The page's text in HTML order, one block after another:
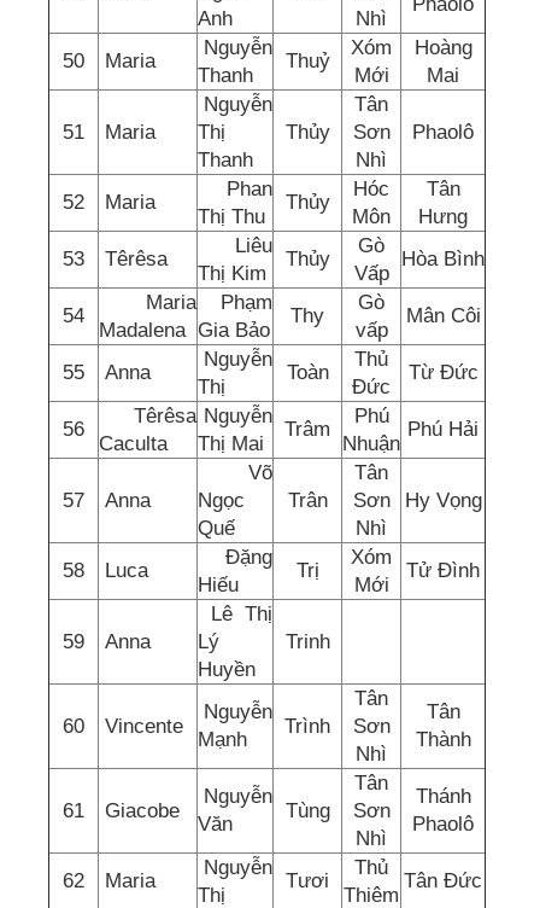
Anh
Nhì
50 Maria
Nguyễn
Thanh
Thuỷ
Xóm
Mới
Hoàng
Mai
51 Maria
Nguyễn
Thị
Thanh
Thủy
Tân
Sơn
Nhì
Phaolô
52 Maria
Phan
Thị Thu
Thủy
Hóc
Môn
Tân
Hưng
53
Têrêsa
Liêu
Thị Kim
Thủy
Gò
Vấp
Hòa Bình
54
Maria
Madalena
Phạm
Gia Bảo
Thy
Gò
vấp
Mân Côi
55 Anna
Nguyễn
Thị
Toàn
Thủ
Đức
Từ Đức
56
Têrêsa
Caculta
Nguyễn
Thị Mai
Trâm
Phú
Nhuận
Phú Hải
57 Anna
Võ
Ngọc
Quế
Trân
Tân
Sơn
Nhì
Hy Vọng
58 Luca
Đặng
Hiếu
Trị
Xóm
Mới
Tử Đình
59 Anna
Lê Thị
Lý
Huyền
Trinh
60 Vincente
Nguyễn
Mạnh
Trình
Tân
Sơn
Nhì
Tân
Thành
61 Giacobe
Nguyễn
Văn
Tùng
Tân
Sơn
Nhì
Thánh
Phaolô
62 Maria
Nguyễn
Thị
Tươi
Thủ
Thiêm
Tân Đức